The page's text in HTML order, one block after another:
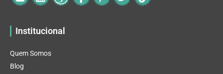
Institucional
Quem Somos
Blog